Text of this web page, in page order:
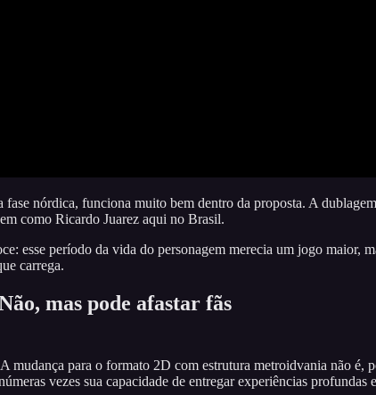
fase nórdica, funciona muito bem dentro da proposta. A
como Ricardo Juarez aqui no Brasil.
esse período da vida do personagem merecia um jogo
carrega.
mas pode afastar fãs
mudança para o formato 2D com estrutura metroidvania não
vezes sua capacidade de entregar experiências profundas